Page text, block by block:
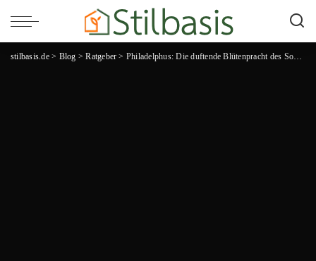
stilbasis.de> Blog >Ratgeber > Philadelphus: Die duftende Blütenpracht des Sommerflieders